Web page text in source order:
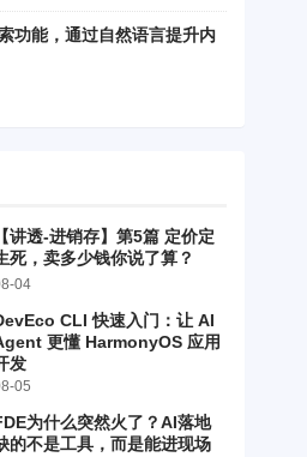
功能，通过自然语言提升内
【讲透-进销存】第5篇 定价定
死，卖多少钱你说了算？
04
CLI 快速入门：让 AI
更懂 HarmonyOS 应用
发
05
为什么突然火了？AI落地
的不是工具，而是能进现场